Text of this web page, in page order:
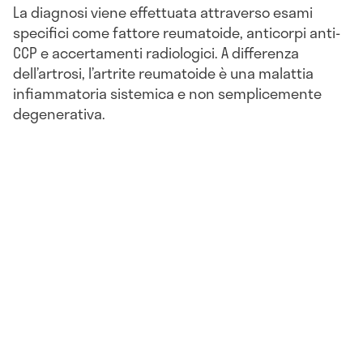
La diagnosi viene effettuata attraverso esami
specifici come fattore reumatoide, anticorpi anti-
CCP e accertamenti radiologici. A differenza
dell’artrosi, l’artrite reumatoide è una malattia
infiammatoria sistemica e non semplicemente
degenerativa.